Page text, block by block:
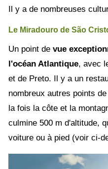
Il y a de nombreuses
Le Miradouro de São
Un point de vue
l'océan Atlantique, avec
et de Preto. Il y a un
nombreux autres points
la fois la côte et la
culmine 500 m d'altitude,
voiture ou à pied (voir ci-